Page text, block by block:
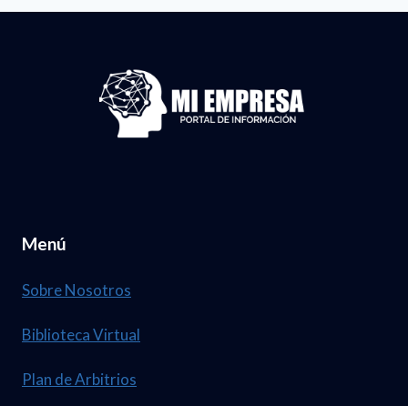
Menú
Sobre Nosotros
Biblioteca Virtual
Plan de Arbitrios